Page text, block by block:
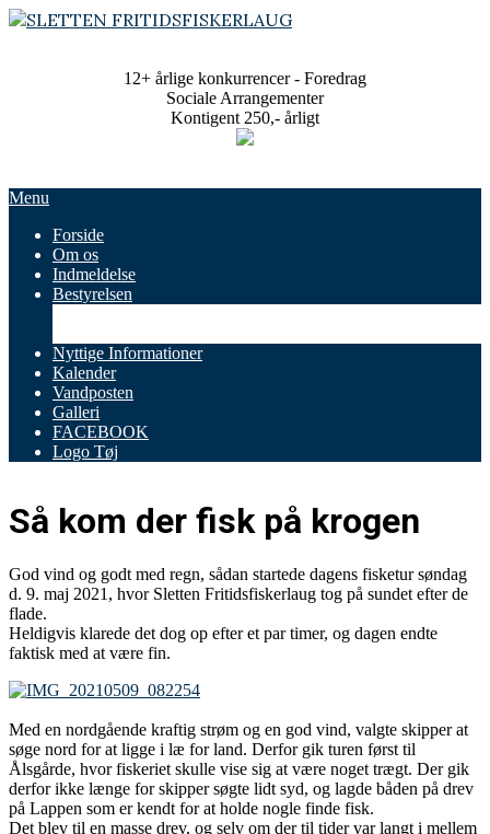
Skip
12+ årlige konkurrencer - Foredrag
Sociale Arrangementer
Kontigent 250,- årligt
Primary
Menu
Menu
Forside
Om os
Indmeldelse
Bestyrelsen
Nyttige Informationer
Kalender
Vandposten
Galleri
FACEBOOK
Logo Tøj
Så kom der fisk på krogen
God vind og godt med regn, sådan startede dagens fisketur søndag
d. 9. maj 2021, hvor Sletten Fritidsfiskerlaug tog på sundet efter de
flade.
Heldigvis klarede det dog op efter et par timer, og dagen endte
faktisk med at være fin.
Med en nordgående kraftig strøm og en god vind, valgte skipper at
søge nord for at ligge i læ for land. Derfor gik turen først til
Ålsgårde, hvor fiskeriet skulle vise sig at være noget trægt. Der gik
derfor ikke længe for skipper søgte lidt syd, og lagde båden på drev
på Lappen som er kendt for at holde nogle finde fisk.
Det blev til en masse drev, og selv om der til tider var langt i mellem